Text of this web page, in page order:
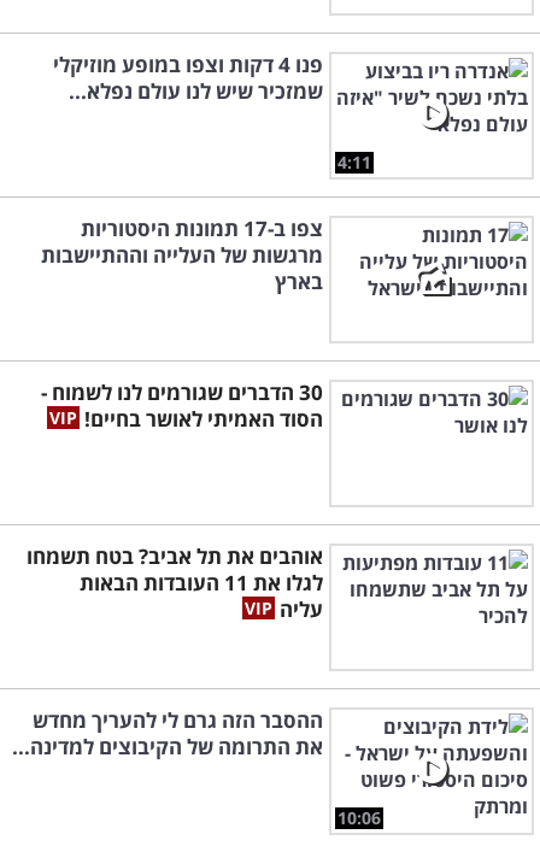
4:11
פנו 4 דקות וצפו במופע מוזיקלי
שמזכיר שיש לנו עולם נפלא...
צפו ב-17 תמונות היסטוריות
מרגשות של העלייה וההתיישבות
בארץ
30 הדברים שגורמים לנו לשמוח -
הסוד האמיתי לאושר בחיים!
אוהבים את תל אביב? בטח תשמחו
לגלו את 11 העובדות הבאות
עליה
10:06
ההסבר הזה גרם לי להעריך מחדש
את התרומה של הקיבוצים למדינה...